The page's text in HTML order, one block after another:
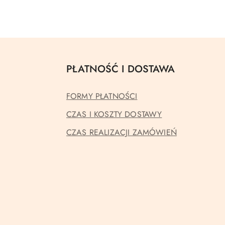
PŁATNOŚĆ I DOSTAWA
FORMY PŁATNOŚCI
CZAS I KOSZTY DOSTAWY
CZAS REALIZACJI ZAMÓWIEŃ